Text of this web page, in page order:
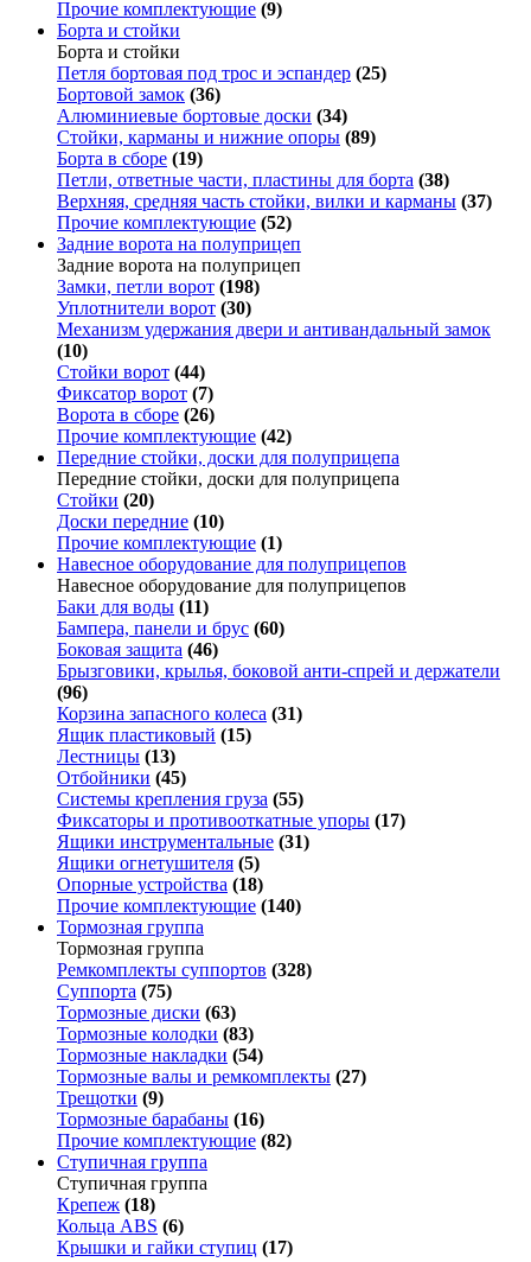
Прочие комплектующие (9)
Борта и стойки
Борта и стойки
Петля бортовая под трос и эспандер (25)
Бортовой замок (36)
Алюминиевые бортовые доски (34)
Стойки, карманы и нижние опоры (89)
Борта в сборе (19)
Петли, ответные части, пластины для борта (38)
Верхняя, средняя часть стойки, вилки и карманы (37)
Прочие комплектующие (52)
Задние ворота на полуприцеп
Задние ворота на полуприцеп
Замки, петли ворот (198)
Уплотнители ворот (30)
Механизм удержания двери и антивандальный замок
(10)
Стойки ворот (44)
Фиксатор ворот (7)
Ворота в сборе (26)
Прочие комплектующие (42)
Передние стойки, доски для полуприцепа
Передние стойки, доски для полуприцепа
Стойки (20)
Доски передние (10)
Прочие комплектующие (1)
Навесное оборудование для полуприцепов
Навесное оборудование для полуприцепов
Баки для воды (11)
Бампера, панели и брус (60)
Боковая защита (46)
Брызговики, крылья, боковой анти-спрей и держатели
(96)
Корзина запасного колеса (31)
Ящик пластиковый (15)
Лестницы (13)
Отбойники (45)
Системы крепления груза (55)
Фиксаторы и противооткатные упоры (17)
Ящики инструментальные (31)
Ящики огнетушителя (5)
Опорные устройства (18)
Прочие комплектующие (140)
Тормозная группа
Тормозная группа
Ремкомплекты суппортов (328)
Суппорта (75)
Тормозные диски (63)
Тормозные колодки (83)
Тормозные накладки (54)
Тормозные валы и ремкомплекты (27)
Трещотки (9)
Тормозные барабаны (16)
Прочие комплектующие (82)
Ступичная группа
Ступичная группа
Крепеж (18)
Кольца ABS (6)
Крышки и гайки ступиц (17)